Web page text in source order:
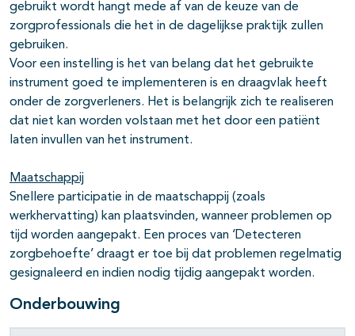
gebruikt wordt hangt mede af van de keuze van de
zorgprofessionals die het in de dagelijkse praktijk zullen
gebruiken.
Voor een instelling is het van belang dat het gebruikte
instrument goed te implementeren is en draagvlak heeft
onder de zorgverleners. Het is belangrijk zich te realiseren
dat niet kan worden volstaan met het door een patiënt
laten invullen van het instrument.
Maatschappij
Snellere participatie in de maatschappij (zoals
werkhervatting) kan plaatsvinden, wanneer problemen op
tijd worden aangepakt. Een proces van ‘Detecteren
zorgbehoefte’ draagt er toe bij dat problemen regelmatig
gesignaleerd en indien nodig tijdig aangepakt worden.
Onderbouwing